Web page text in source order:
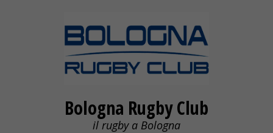
Bologna Rugby Club
il rugby a Bologna